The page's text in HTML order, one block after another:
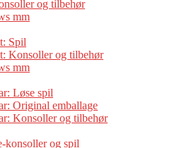
og tilbehør
mm
Spil
Konsoller og tilbehør
mm
Løse spil
Original emballage
Konsoller og tilbehør
konsoller og spil